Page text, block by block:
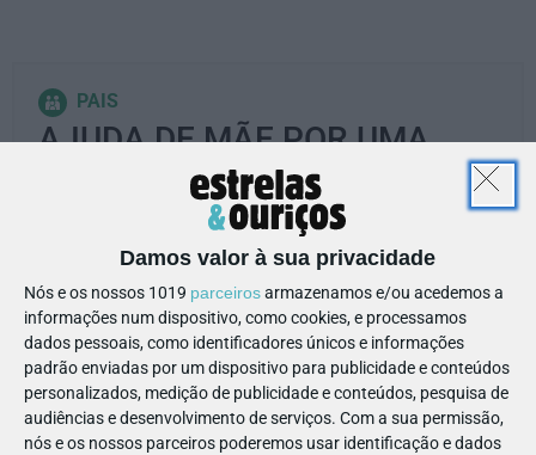
Damos valor à sua privacidade
Nós e os nossos 1019 parceirosarmazenamos e/ou acedemos a
informações num dispositivo, como cookies, e processamos
dados pessoais, como identificadores únicos e informações
padrão enviadas por um dispositivo para publicidade e conteúdos
personalizados, medição de publicidade e conteúdos, pesquisa de
audiências e desenvolvimento de serviços. Com a sua permissão,
nós e os nossos parceiros poderemos usar identificação e dados
PAIS
AJUDA DE MÃE POR UMA
NOVA VIDA
Website ajudademae@ajudademae.pt
213 827 850 Ver Detalhes